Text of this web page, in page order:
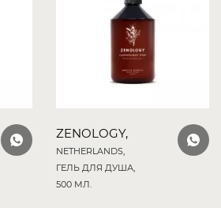
ZENOLOGY,
NETHERLANDS,
ГЕЛЬ ДЛЯ ДУША,
500 МЛ.